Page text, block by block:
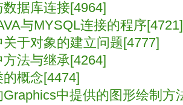
据库连接[4964]
与MYSQL连接的程序[4721]
关于对象的建立问题[4777]
法与继承[4264]
概念[4474]
Graphics中提供的图形绘制方